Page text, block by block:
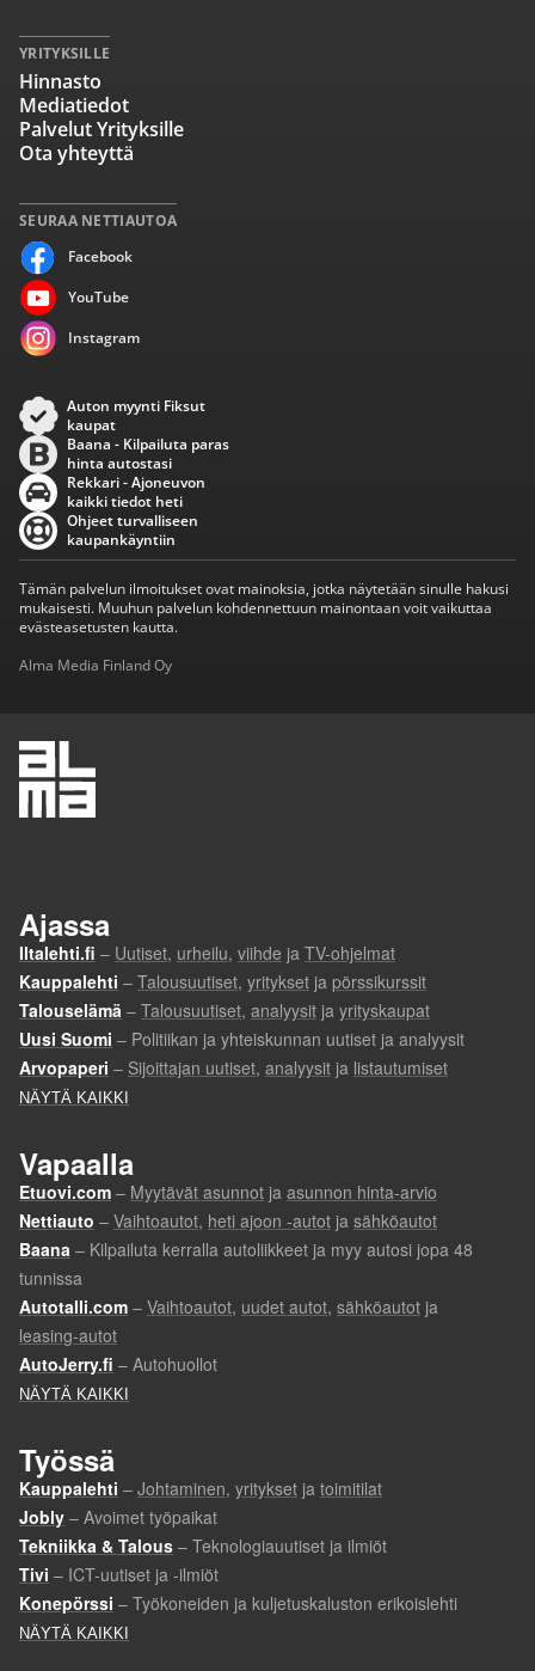
SEURAA NETTIAUTOA
Facebook
YouTube
Instagram
YRITYKSILLE
Hinnasto
Mediatiedot
Palvelut Yrityksille
Ota yhteyttä
Auton myynti Fiksut
kaupat
Baana - Kilpailuta paras
hinta autostasi
Rekkari - Ajoneuvon
kaikki tiedot heti
Ohjeet turvalliseen
kaupankäyntiin
Tämän palvelun ilmoitukset ovat mainoksia, jotka näytetään sinulle hakusi
mukaisesti. Muuhun palvelun kohdennettuun mainontaan voit vaikuttaa
evästeasetusten kautta.
Alma Media Finland Oy